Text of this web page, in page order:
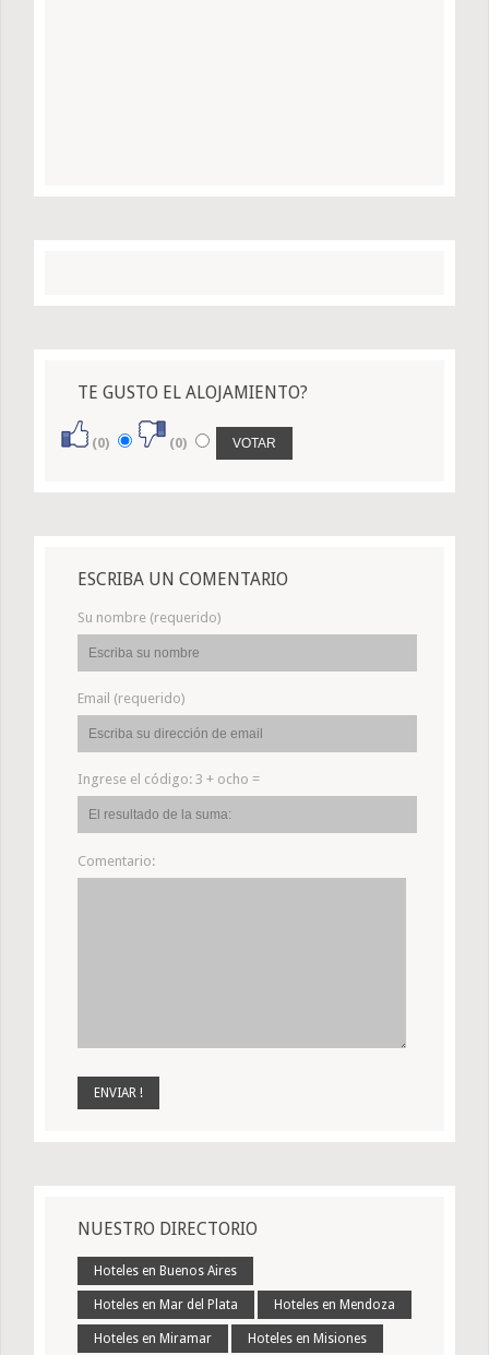
TE GUSTO EL ALOJAMIENTO?
(0) (0)
ESCRIBA UN COMENTARIO
Su nombre (requerido)
Email (requerido)
Ingrese el código: 3 + ocho =
Comentario:
NUESTRO DIRECTORIO
Hoteles en Buenos Aires
Hoteles en Mar del Plata Hoteles en Mendoza
Hoteles en Miramar Hoteles en Misiones